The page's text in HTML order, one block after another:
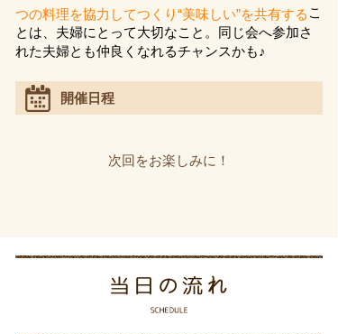
つの料理を協力してつくり“美味しい”を共有する こ
とは、夫婦にとって大切なこと。同じ会へ参加さ
れた夫婦とも仲良くなれるチャンスかも♪
開催日程
次回をお楽しみに！